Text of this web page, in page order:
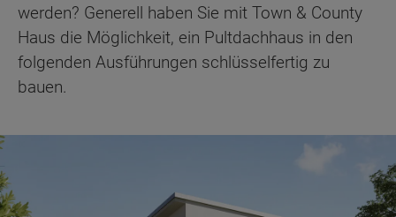
werden? Generell haben Sie mit Town & County
Haus die Möglichkeit, ein Pultdachhaus in den
folgenden Ausführungen schlüsselfertig zu
bauen.